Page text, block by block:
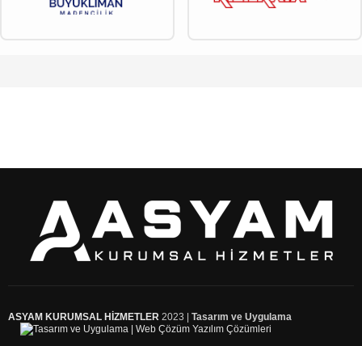
ASYAM KURUMSAL HİZMETLER 2023 | Tasarım ve Uygulama